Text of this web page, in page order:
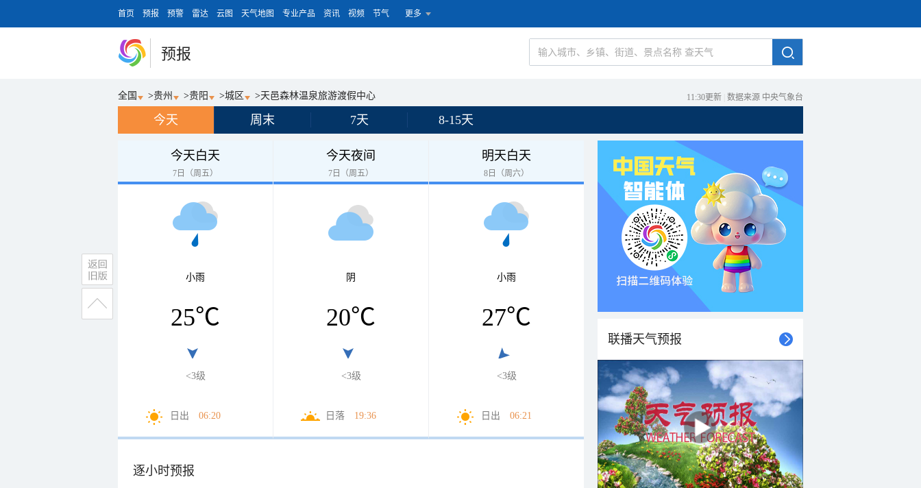
首页 预报 预警 雷达 云图 天气地图 专业产品 资讯 视频 节气 更多
预报
全国 >贵州 >贵阳 >城区 >天邑森林温泉旅游渡假中心 11:30更新 数据来源 中央气象台
今天 周末 7天 8-15天
今天白天
7日（周五）
小雨
25℃
<3级
日出 06:20
今天夜间
7日（周五）
阴
20℃
<3级
日落 19:36
明天白天
8日（周六）
小雨
27℃
<3级
日出 06:21
逐小时预报
联播天气预报